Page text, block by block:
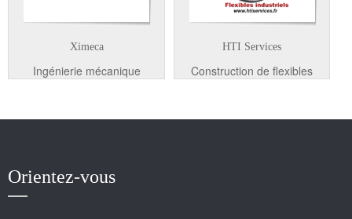
Ximeca
Ingénierie mécanique
HTI Services
Construction de flexibles
Orientez-vous